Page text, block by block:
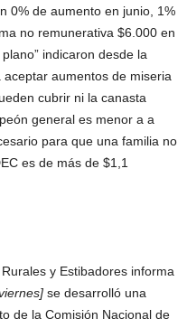
0% de aumento en junio, 1%
no remunerativa $6.000 en
indicaron desde la
aceptar aumentos de miseria
cubrir ni la canasta
general es menor a a
para que una familia no
es de más de $1,1
y Estibadores informa
se desarrolló una
de la Comisión Nacional de